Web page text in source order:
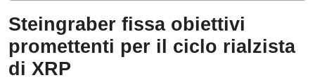
Steingraber fissa obiettivi
promettenti per il ciclo rialzista
di XRP